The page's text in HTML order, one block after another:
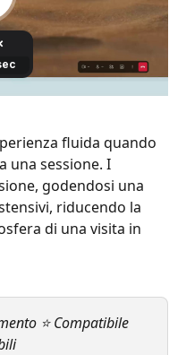
fluida quando
una sessione. I
godendosi una
riducendo la
di una visita in
⭐ Compatibile